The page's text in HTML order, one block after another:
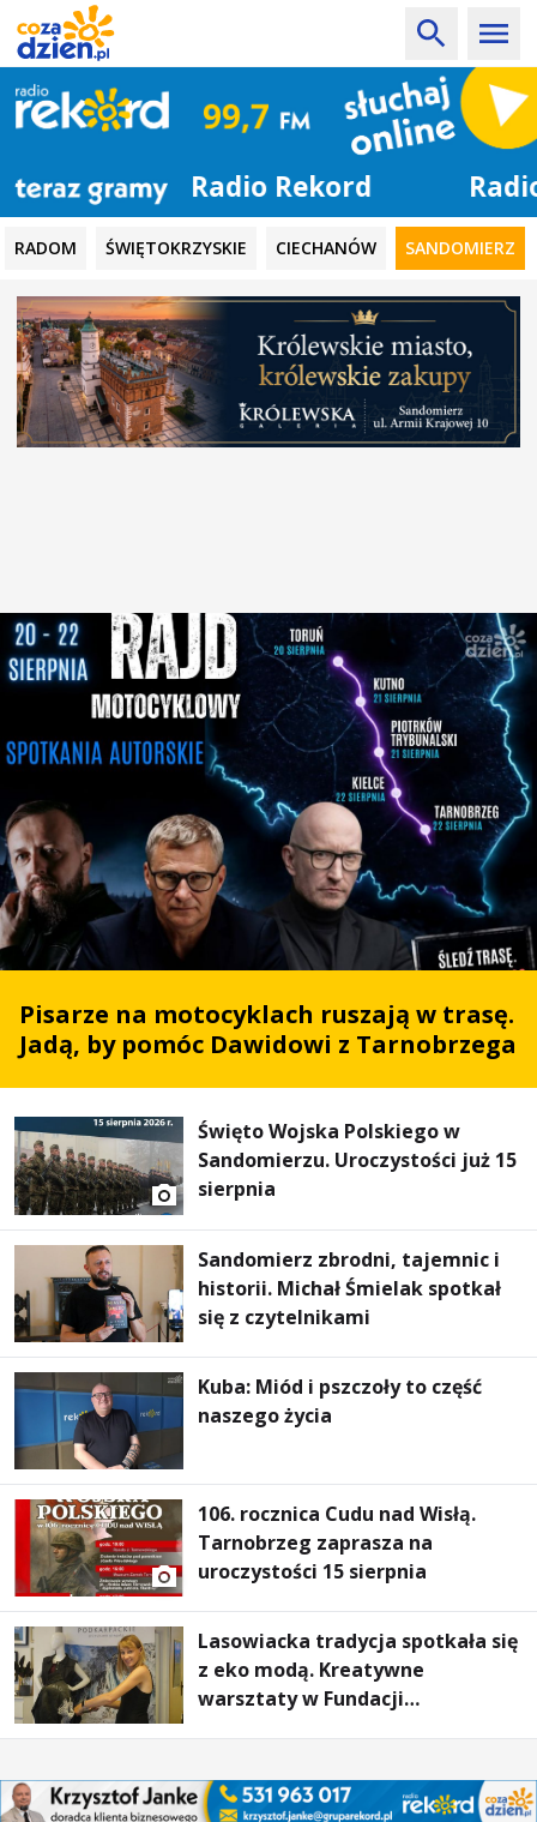
Radio Rekord
RADOM ŚWIĘTOKRZYSKIE CIECHANÓW SANDOMIERZ
Pisarze na motocyklach ruszają w trasę.
Jadą, by pomóc Dawidowi z Tarnobrzega
Święto Wojska Polskiego w
Sandomierzu. Uroczystości już 15
sierpnia
Sandomierz zbrodni, tajemnic i
historii. Michał Śmielak spotkał
się z czytelnikami
Kuba: Miód i pszczoły to część
naszego życia
106. rocznica Cudu nad Wisłą.
Tarnobrzeg zaprasza na
uroczystości 15 sierpnia
Lasowiacka tradycja spotkała się
z eko modą. Kreatywne
warsztaty w Fundacji